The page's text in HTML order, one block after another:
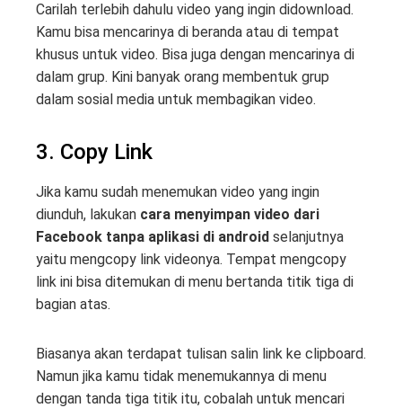
Carilah terlebih dahulu video yang ingin didownload.
Kamu bisa mencarinya di beranda atau di tempat
khusus untuk video. Bisa juga dengan mencarinya di
dalam grup. Kini banyak orang membentuk grup
dalam sosial media untuk membagikan video.
3. Copy Link
Jika kamu sudah menemukan video yang ingin
diunduh, lakukan cara menyimpan video dari
Facebook tanpa aplikasi di android selanjutnya
yaitu mengcopy link videonya. Tempat mengcopy
link ini bisa ditemukan di menu bertanda titik tiga di
bagian atas.
Biasanya akan terdapat tulisan salin link ke clipboard.
Namun jika kamu tidak menemukannya di menu
dengan tanda tiga titik itu, cobalah untuk mencari